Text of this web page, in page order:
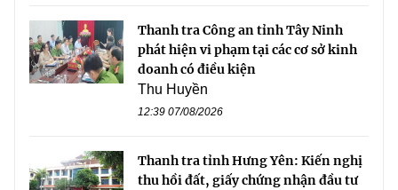
Thanh tra Công an tỉnh Tây Ninh
phát hiện vi phạm tại các cơ sở kinh
doanh có điều kiện
Thu Huyền
12:39 07/08/2026
Thanh tra tỉnh Hưng Yên: Kiến nghị
thu hồi đất, giấy chứng nhận đầu tư